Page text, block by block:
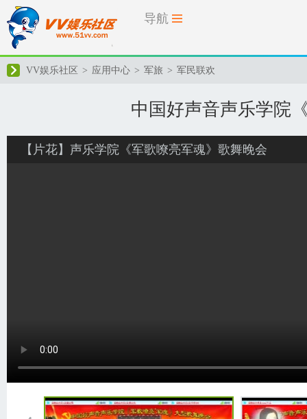
导航
VV娱乐社区 > 应用中心 > 军旅 > 军民联欢
中国好声音声乐学院
【片花】声乐学院《军歌嘹亮军魂》歌舞晚会